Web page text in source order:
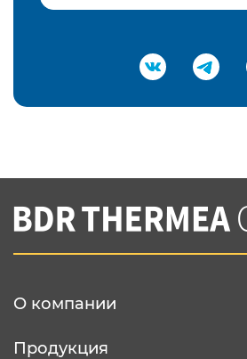
Подтвердить e-mail
Вы соглашаетесь с нашей
конфеденциальности
О компании
Продукция